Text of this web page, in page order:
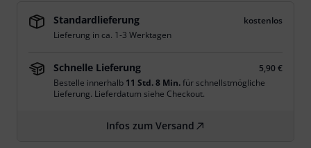
Standardlieferung
kostenlos
Lieferung in ca. 1-3 Werktagen
Schnelle Lieferung
5,90 €
Bestelle innerhalb 11 Std. 8 Min.für schnellstmögliche
Lieferung. Lieferdatum siehe Checkout.
Infos zum Versand